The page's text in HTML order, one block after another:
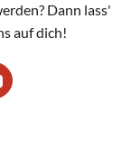
Dann lass'
auf dich!